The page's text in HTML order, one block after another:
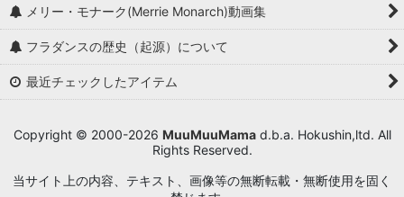
メリー・モナーク(Merrie Monarch)動画集
フラダンスの歴史（起源）について
最近チェックしたアイテム
Copyright © 2000-2026 MuuMuuMamad.b.a. Hokushin,ltd. All
Rights Reserved.
当サイト上の内容、テキスト、画像等の無断転載・無断使用を固く